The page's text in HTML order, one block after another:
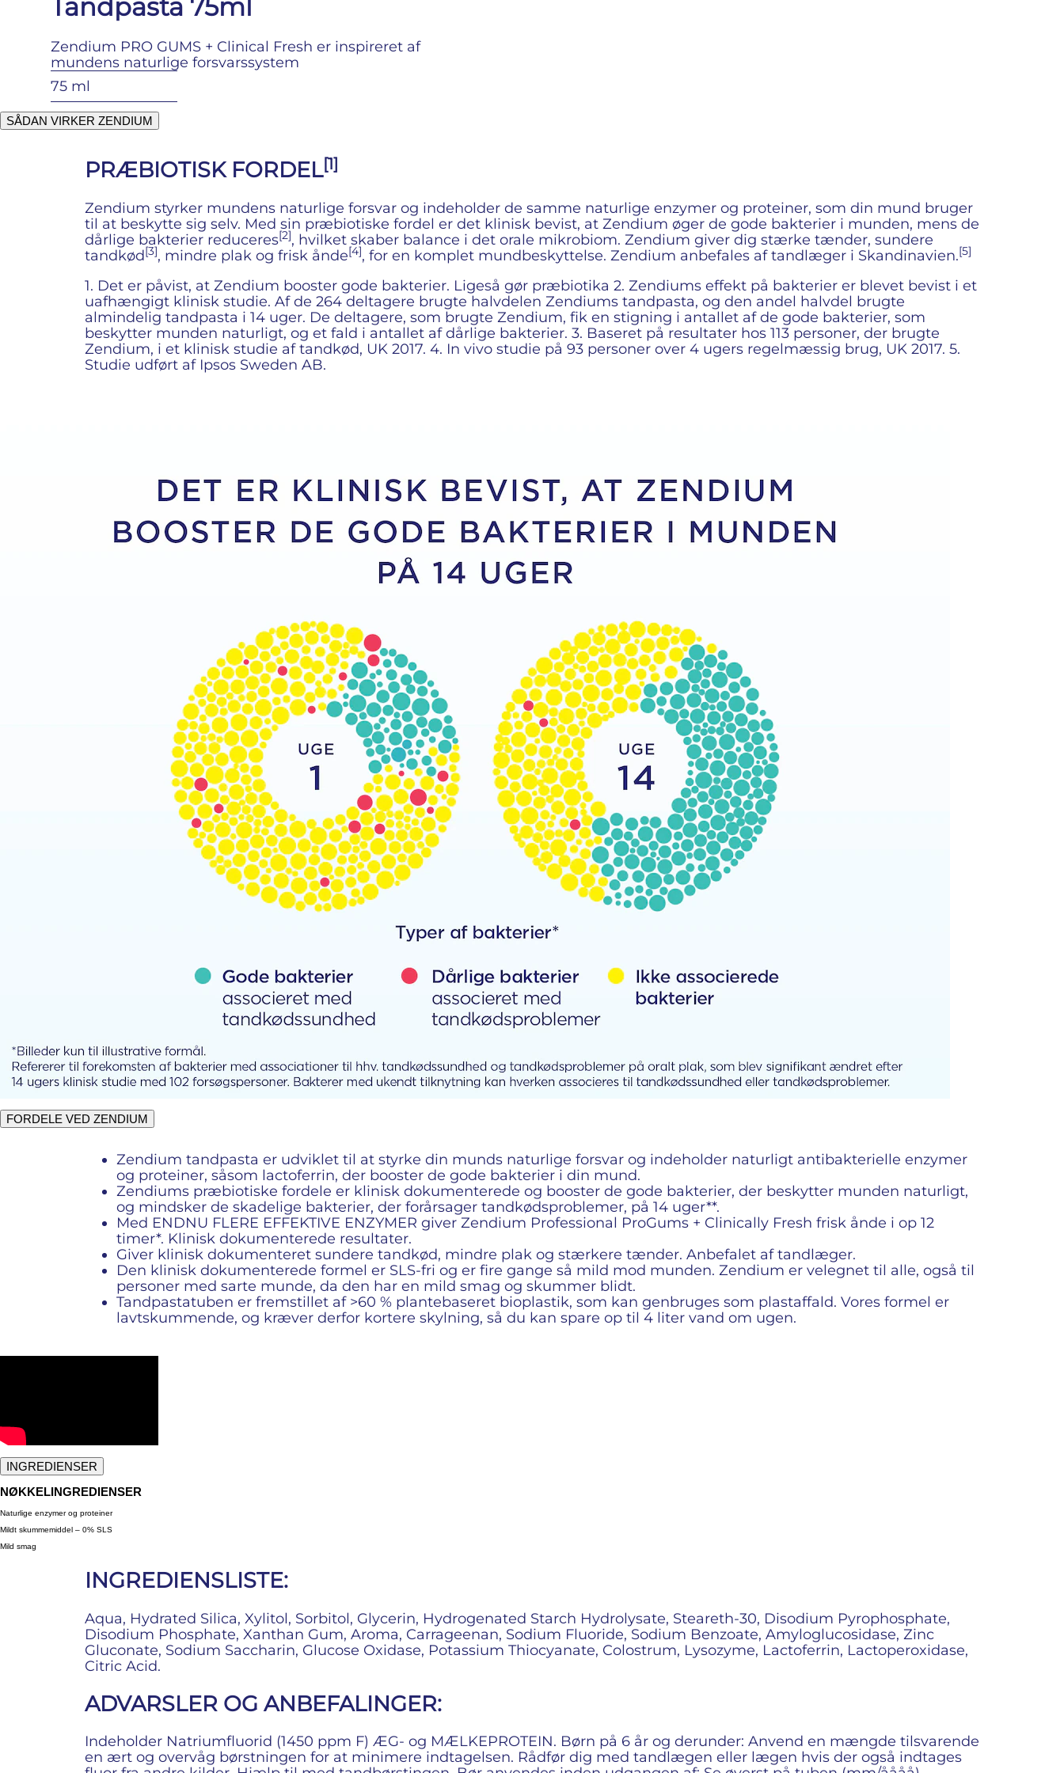
Tandpasta 75ml
Zendium PRO GUMS + Clinical Fresh er inspireret af
mundens naturlige forsvarssystem
75 ml
SÅDAN VIRKER ZENDIUM
PRÆBIOTISK FORDEL[1]
Zendium styrker mundens naturlige forsvar og indeholder de samme naturlige enzymer og proteiner, som din mund bruger
til at beskytte sig selv. Med sin præbiotiske fordel er det klinisk bevist, at Zendium øger de gode bakterier i munden, mens de
dårlige bakterier reduceres[2], hvilket skaber balance i det orale mikrobiom. Zendium giver dig stærke tænder, sundere
tandkød[3], mindre plak og frisk ånde[4], for en komplet mundbeskyttelse. Zendium anbefales af tandlæger i Skandinavien.[5]
1. Det er påvist, at Zendium booster gode bakterier. Ligeså gør præbiotika 2. Zendiums effekt på bakterier er blevet bevist i et
uafhængigt klinisk studie. Af de 264 deltagere brugte halvdelen Zendiums tandpasta, og den andel halvdel brugte
almindelig tandpasta i 14 uger. De deltagere, som brugte Zendium, fik en stigning i antallet af de gode bakterier, som
beskytter munden naturligt, og et fald i antallet af dårlige bakterier. 3. Baseret på resultater hos 113 personer, der brugte
Zendium, i et klinisk studie af tandkød, UK 2017. 4. In vivo studie på 93 personer over 4 ugers regelmæssig brug, UK 2017. 5.
Studie udført af Ipsos Sweden AB.
FORDELE VED ZENDIUM
Zendium tandpasta er udviklet til at styrke din munds naturlige forsvar og indeholder naturligt antibakterielle enzymer
og proteiner, såsom lactoferrin, der booster de gode bakterier i din mund.
Zendiums præbiotiske fordele er klinisk dokumenterede og booster de gode bakterier, der beskytter munden naturligt,
og mindsker de skadelige bakterier, der forårsager tandkødsproblemer, på 14 uger**.
Med ENDNU FLERE EFFEKTIVE ENZYMER giver Zendium Professional ProGums + Clinically Fresh frisk ånde i op 12
timer*. Klinisk dokumenterede resultater.
Giver klinisk dokumenteret sundere tandkød, mindre plak og stærkere tænder. Anbefalet af tandlæger.
Den klinisk dokumenterede formel er SLS-fri og er fire gange så mild mod munden. Zendium er velegnet til alle, også til
personer med sarte munde, da den har en mild smag og skummer blidt.
Tandpastatuben er fremstillet af >60 % plantebaseret bioplastik, som kan genbruges som plastaffald. Vores formel er
lavtskummende, og kræver derfor kortere skylning, så du kan spare op til 4 liter vand om ugen.
INGREDIENSER
NØKKELINGREDIENSER
Naturlige enzymer og proteiner
Mildt skummemiddel – 0% SLS​
Mild smag
INGREDIENSLISTE:
Aqua, Hydrated Silica, Xylitol, Sorbitol, Glycerin, Hydrogenated Starch Hydrolysate, Steareth-30, Disodium Pyrophosphate,
Disodium Phosphate, Xanthan Gum, Aroma, Carrageenan, Sodium Fluoride, Sodium Benzoate, Amyloglucosidase, Zinc
Gluconate, Sodium Saccharin, Glucose Oxidase, Potassium Thiocyanate, Colostrum, Lysozyme, Lactoferrin, Lactoperoxidase,
Citric Acid.
ADVARSLER OG ANBEFALINGER:
Indeholder Natriumfluorid (1450 ppm F) ÆG- og MÆLKEPROTEIN. Børn på 6 år og derunder: Anvend en mængde tilsvarende
en ært og overvåg børstningen for at minimere indtagelsen. Rådfør dig med tandlægen eller lægen hvis der også indtages